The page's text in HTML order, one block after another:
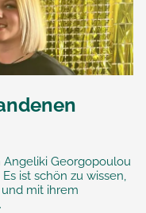
Georgopoulou
ist schön zu wissen,
und mit ihrem